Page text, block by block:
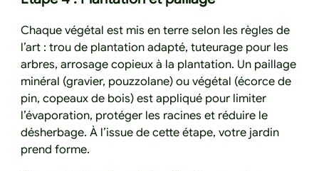
Chaque végétal est mis en terre selon les règles de
l’art : trou de plantation adapté, tuteurage pour les
arbres, arrosage copieux à la plantation. Un paillage
minéral (gravier, pouzzolane) ou végétal (écorce de
pin, copeaux de bois) est appliqué pour limiter
l’évaporation, protéger les racines et réduire le
désherbage. À l’issue de cette étape, votre jardin
prend forme.